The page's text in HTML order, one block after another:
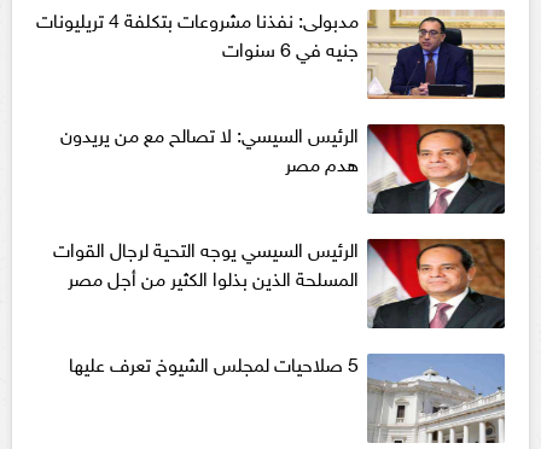
مدبولى: نفذنا مشروعات بتكلفة 4 تريليونات
جنيه في 6 سنوات
الرئيس السيسي: لا تصالح مع من يريدون
هدم مصر
الرئيس السيسي يوجه التحية لرجال القوات
المسلحة الذين بذلوا الكثير من أجل مصر
5 صلاحيات لمجلس الشيوخ تعرف عليها